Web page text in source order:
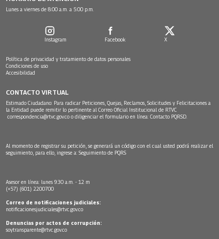
Lunes a viernes de 8:00 a.m. a 5:00 p.m.
Instagram Facebook X
Política de privacidad y tratamiento de datos personales
Condiciones de uso
Accesibilidad
CONTACTO VIRTUAL
Estimado Ciudadano: Para radicar Peticiones, Quejas, Reclamos, Solicitudes y Felicitaciones a
la Entidad puede remitir lo pertinente al Correo Oficial Institucional de RTVC
correspondencia@rtvc.gov.co o diligenciar el formulario en línea: Contacto PQRSD.
Al momento de registrar su petición, se generará un código con el cual usted podrá realizar el
seguimiento, para ello, ingrese a: Seguimiento de PQRS
Asesor en línea: lunes 9:30 a.m. - 12 m
(+57) (601) 2200700
Correo de notificaciones judiciales:
notificacionesjudiciales@rtvc.gov.co
Denuncias por actos de corrupción:
soytransparente@rtvc.gov.co